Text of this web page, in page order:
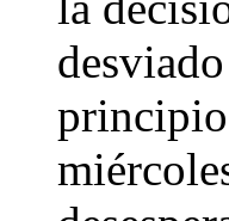
principio